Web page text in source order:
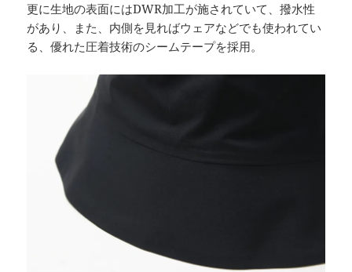
更に生地の表面にはDWR加工が施されていて、撥水性
があり、また、内側を見ればウェアなどでも使われてい
る、優れた圧着技術のシームテープを採用。